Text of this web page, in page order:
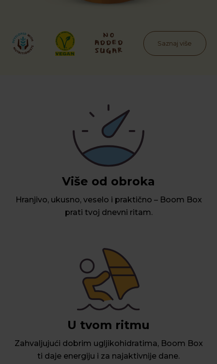
Saznaj više
Više od obroka
Hranjivo, ukusno, veselo i praktično – Boom Box
prati tvoj dnevni ritam.
U tvom ritmu
Zahvaljujući dobrim ugljikohidratima, Boom Box
ti daje energiju i za najaktivnije dane.